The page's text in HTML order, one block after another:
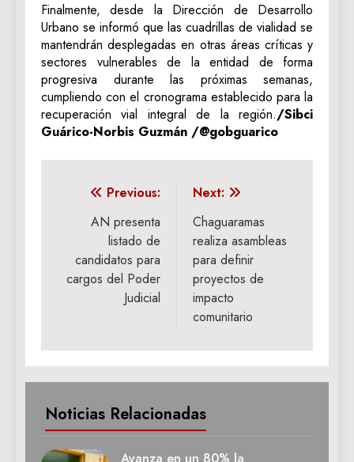
Finalmente, desde la Dirección de Desarrollo
Urbano se informó que las cuadrillas de vialidad se
mantendrán desplegadas en otras áreas críticas y
sectores vulnerables de la entidad de forma
progresiva durante las próximas semanas,
cumpliendo con el cronograma establecido para la
recuperación vial integral de la región./Sibci
Guárico-Norbis Guzmán /@gobguarico
Navegación
entradas
Previous:
AN presenta
listado de
candidatos para
cargos del Poder
Judicial
Next:
Chaguaramas
realiza asambleas
para definir
proyectos de
impacto
comunitario
Noticias Relacionadas